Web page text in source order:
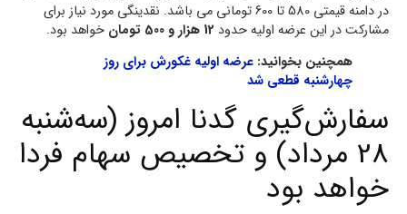
در دامنه قیمتی 580 تا 600 تومانی می باشد. نقدینگی مورد نیاز برای
مشارکت در این عرضه اولیه حدود 12 هزار و 500 تومان
خواهد بود.
همچنین بخوانید: عرضه اولیه غکورش برای روز
چهارشنبه قطعی شد
سفارش‌گیری گدنا امروز (سه‌شنبه
28 مرداد) و تخصیص سهام فردا
خواهد بود